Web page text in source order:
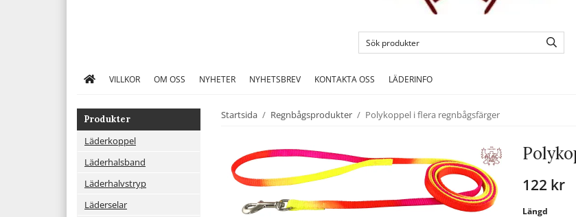
VILLKOR OM OSS NYHETER NYHETSBREV KONTAKTA OSS LÄDERINFO
Produkter
Läderkoppel
Läderhalsband
Läderhalvstryp
Läderselar
Startsida / Regnbågsprodukter / Polykoppel i flera regnbågsfärger
122 kr
Längd